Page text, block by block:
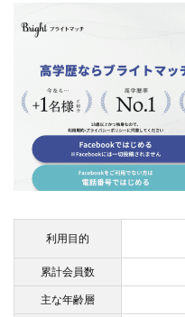
利用目的
累計会員数
主な年齢層